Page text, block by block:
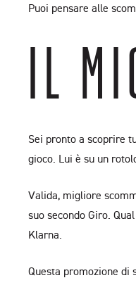
Puoi pensare alle
IL
Sei pronto a scoprire
gioco. Lui è su un
Valida, migliore
suo secondo Giro.
Klarna.
Questa promozione di